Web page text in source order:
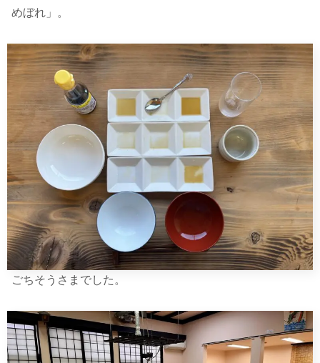
めぼれ」。
ごちそうさまでした。